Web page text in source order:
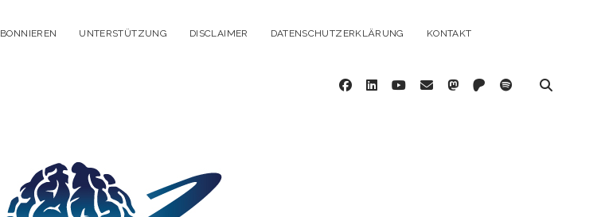
UNTERSTÜTZUNG DISCLAIMER DATENSCHUTZERKLÄRUNG KONTAKT
facebook
linkedinyoutube
emailmastodon
patreonspotify